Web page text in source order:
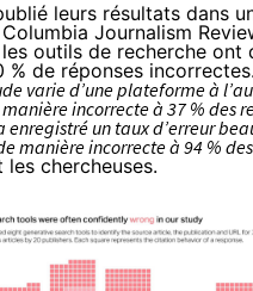
leurs résultats dans
Journalism
outils de recherche ont
% de réponses
varie d’une plateforme à
incorrecte à 37 % des
enregistré un taux d’erreur
manière incorrecte à 94 %
les chercheuses.